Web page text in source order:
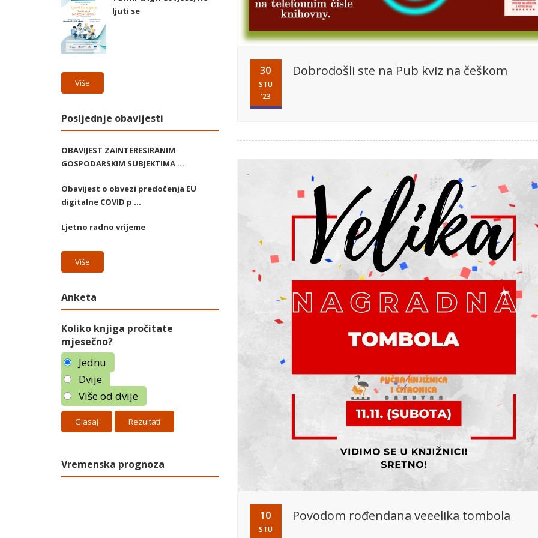
ljuti se
Više
Posljednje obavijesti
OBAVIJEST ZAINTERESIRANIM
GOSPODARSKIM SUBJEKTIMA ...
Obavijest o obvezi predočenja EU
digitalne COVID p ...
Ljetno radno vrijeme
Više
Anketa
Koliko knjiga pročitate
mjesečno?
Jednu
Dvije
Više od dvije
Rezultati
Vremenska prognoza
30
STU
'23
Dobrodošli ste na Pub kviz na češkom
10
STU
Povodom rođendana veeelika tombola